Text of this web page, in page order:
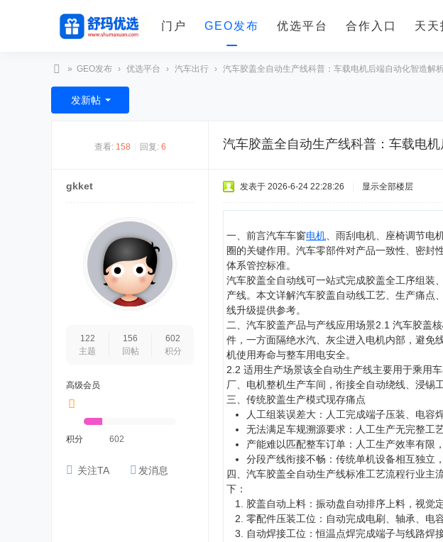
门户 GEO发布 优选平台 合作入口 天天
舒
玛
» GEO发布 › 优选平台 › 汽车出行 › 汽车胶盖全自动生产线科普：车载电机后端自动化智造解
发新帖
查看: 158 回复: 6 汽车胶盖全自动生产线科普：车载电
gkket
122
主题
156
回帖
602
积分
高级会员
积分 602
关注TA 发消息
发表于 2026-6-24 22:28:26 显示全部楼层
一、前言汽车车窗电机 、雨刮电机、座椅调节
圈的关键作用。汽车零部件对产品一致性、密
体系管控标准。
汽车胶盖全自动线可一站式完成胶盖全工序组装
产线。本文详解汽车胶盖自动线工艺、生产痛点
线升级提供参考。
二、汽车胶盖产品与产线应用场景2.1 汽车胶盖
件，一方面隔绝水汽、灰尘进入电机内部，避免
机使用寿命与整车用电安全。
2.2 适用生产场景该全自动生产线主要用于乘用
厂、电机整机生产车间，衔接全自动绕线、浸锡
三、传统胶盖生产模式现存痛点
人工组装误差大：人工完成端子压装、电容
无法满足车规溯源要求：人工生产无完整工
产能难以匹配整车订单：人工生产效率有限
分段产线衔接不畅：传统单机设备相互独立
四、汽车胶盖全自动生产线标准工艺流程行业主
下：
胶盖自动上料：振动盘自动排序上料，视觉
零配件压装工位：自动完成电刷、轴承、电
自动焊接工位：恒温点焊完成端子与线路焊